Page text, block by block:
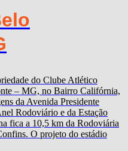
do Clube Atlético
– MG, no Bairro Califórnia,
da Avenida Presidente
Rodoviário e da Estação
fica a 10,5 km da Rodoviária
O projeto do estádio